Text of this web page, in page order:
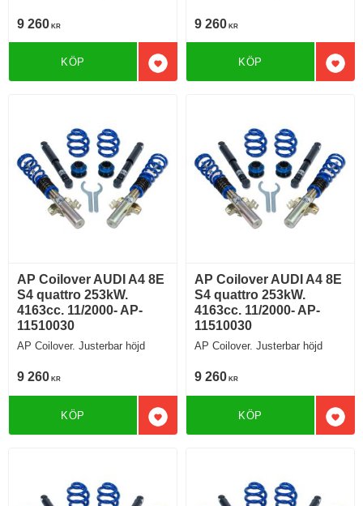
9 260 KR
Lägg till i favoriter
KÖP
9 260 KR
KÖP
AP Coilover AUDI A4 8E
S4 quattro 253kW.
4163cc. 11/2000- AP-
11510030
AP Coilover. Justerbar höjd
9 260 KR
Lägg till i favoriter
KÖP
AP Coilover AUDI A4 8E
S4 quattro 253kW.
4163cc. 11/2000- AP-
11510030
AP Coilover. Justerbar höjd
9 260 KR
KÖP